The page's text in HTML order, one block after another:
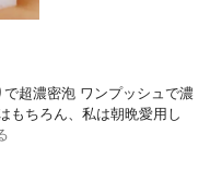
超濃密泡 ワンプッシュで濃
もちろん、私は朝晩愛用し